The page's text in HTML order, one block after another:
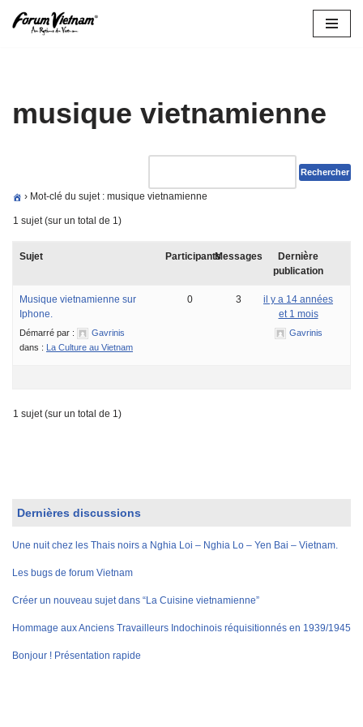
musique vietnamienne
› Mot-clé du sujet : musique vietnamienne
1 sujet (sur un total de 1)
Sujet ParticipantsMessages
Dernière
publication
Musique vietnamienne sur
Iphone.
Démarré par :
Gavrinis
dans : La Culture au Vietnam
0 3
il y a 14 années
et 1 mois
Gavrinis
1 sujet (sur un total de 1)
Dernières discussions
Une nuit chez les Thais noirs a Nghia Loi – Nghia Lo – Yen Bai – Vietnam.
Les bugs de forum Vietnam
Créer un nouveau sujet dans “La Cuisine vietnamienne”
Hommage aux Anciens Travailleurs Indochinois réquisitionnés en 1939/1945
Bonjour ! Présentation rapide